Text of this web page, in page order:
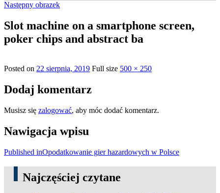
Następny obrazek
Slot machine on a smartphone screen,
poker chips and abstract ba
Posted on 22 sierpnia, 2019 Full size 500 × 250
Dodaj komentarz
Musisz się zalogować, aby móc dodać komentarz.
Nawigacja wpisu
Published inOpodatkowanie gier hazardowych w Polsce
Najczęściej czytane